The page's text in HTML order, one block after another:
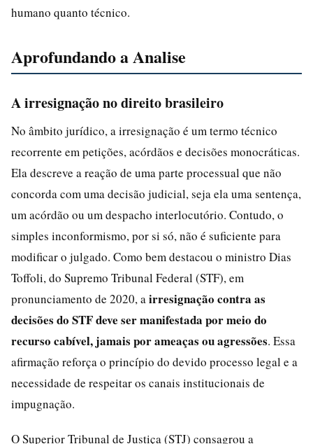
humano quanto técnico.
Aprofundando a Analise
A irresignação no direito brasileiro
No âmbito jurídico, a irresignação é um termo técnico
recorrente em petições, acórdãos e decisões monocráticas.
Ela descreve a reação de uma parte processual que não
concorda com uma decisão judicial, seja ela uma sentença,
um acórdão ou um despacho interlocutório. Contudo, o
simples inconformismo, por si só, não é suficiente para
modificar o julgado. Como bem destacou o ministro Dias
Toffoli, do Supremo Tribunal Federal (STF), em
pronunciamento de 2020, a irresignação contra as
decisões do STF deve ser manifestada por meio do
recurso cabível, jamais por ameaças ou agressões. Essa
afirmação reforça o princípio do devido processo legal e a
necessidade de respeitar os canais institucionais de
impugnação.
O Superior Tribunal de Justiça (STJ) consagrou a